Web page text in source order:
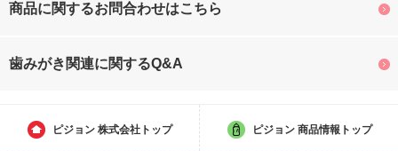
商品に関するお問合わせはこちら
歯みがき関連に関するQ&A
ピジョン 株式会社トップ ピジョン 商品情報トップ